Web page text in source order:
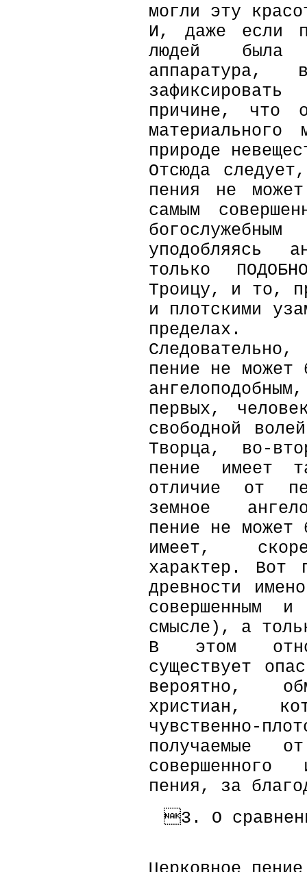
могли эту
И, даже если
людей была
причине, что
природе
Отсюда
пения не
самым
уподобляясь
только
Троицу, и то,
и плотскими
пределах.
пение не может
первых,
свободной
Творца, во-
пение имеет
отличие от
земное
пение не может
имеет,
характер. Вот
древности
совершенным
смысле), а
В этом
существует
вероятно,
христиан,
чувственно-
получаемые
пения, за
3. О